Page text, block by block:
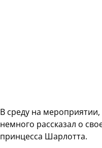
В среду на
немного рассказал о
принцесса Шарлотта.